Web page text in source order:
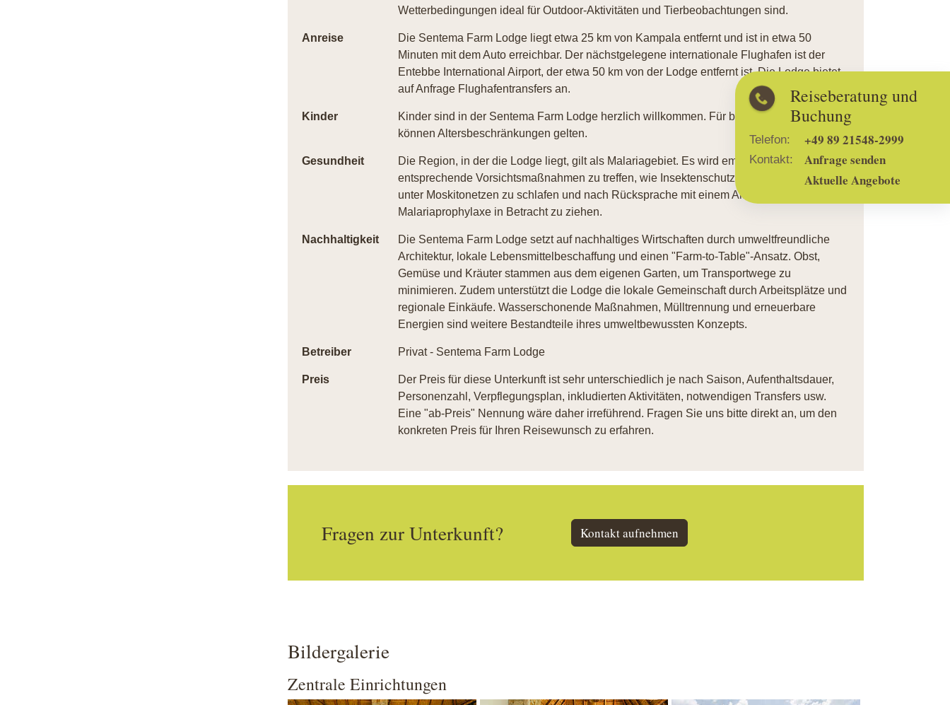
Reiseberatung und
Buchung
Telefon: +49 89 21548-2999
Kontakt:
Anfrage senden
Aktuelle Angebote
Wetterbedingungen ideal für Outdoor-Aktivitäten und Tierbeobachtungen sind.
Anreise
Die Sentema Farm Lodge liegt etwa 25 km von Kampala entfernt und ist in etwa 50
Minuten mit dem Auto erreichbar. Der nächstgelegene internationale Flughafen ist der
Entebbe International Airport, der etwa 50 km von der Lodge entfernt ist. Die Lodge bietet
auf Anfrage Flughafentransfers an.
Kinder
Kinder sind in der Sentema Farm Lodge herzlich willkommen. Für bestimmte Aktivitäten
können Altersbeschränkungen gelten.
Gesundheit
Die Region, in der die Lodge liegt, gilt als Malariagebiet. Es wird empfohlen,
entsprechende Vorsichtsmaßnahmen zu treffen, wie Insektenschutzmittel zu verwenden,
unter Moskitonetzen zu schlafen und nach Rücksprache mit einem Arzt eine
Malariaprophylaxe in Betracht zu ziehen.
Nachhaltigkeit
Die Sentema Farm Lodge setzt auf nachhaltiges Wirtschaften durch umweltfreundliche
Architektur, lokale Lebensmittelbeschaffung und einen "Farm-to-Table"-Ansatz. Obst,
Gemüse und Kräuter stammen aus dem eigenen Garten, um Transportwege zu
minimieren. Zudem unterstützt die Lodge die lokale Gemeinschaft durch Arbeitsplätze und
regionale Einkäufe. Wasserschonende Maßnahmen, Mülltrennung und erneuerbare
Energien sind weitere Bestandteile ihres umweltbewussten Konzepts.
Betreiber Privat - Sentema Farm Lodge
Preis
Der Preis für diese Unterkunft ist sehr unterschiedlich je nach Saison, Aufenthaltsdauer,
Personenzahl, Verpflegungsplan, inkludierten Aktivitäten, notwendigen Transfers usw.
Eine "ab-Preis" Nennung wäre daher irreführend. Fragen Sie uns bitte direkt an, um den
konkreten Preis für Ihren Reisewunsch zu erfahren.
Fragen zur Unterkunft? Kontakt aufnehmen
Bildergalerie
Zentrale Einrichtungen